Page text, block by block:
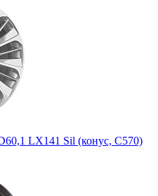
LX141 Sil (конус, C570)